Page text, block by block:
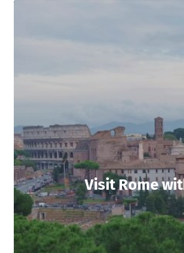
Visit Rome